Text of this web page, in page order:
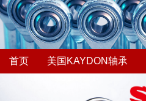
首页 美国KAYDON轴承